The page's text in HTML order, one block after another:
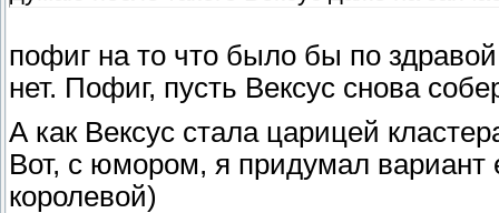
пофиг на то что было бы по
нет. Пофиг, пусть Вексус снова
А как Вексус стала царицей
Вот, с юмором, я придумал вариант
королевой)